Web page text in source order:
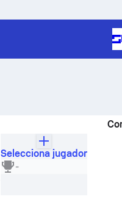
Selecciona jugador
-